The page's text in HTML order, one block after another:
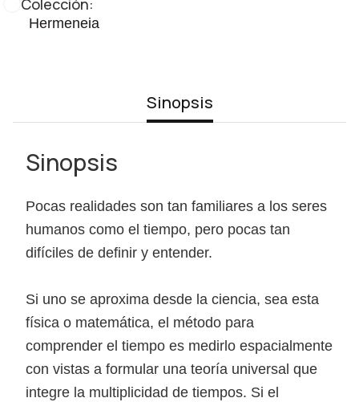
Colección:
Hermeneia
Sinopsis
Sinopsis
Pocas realidades son tan familiares a los seres
humanos como el tiempo, pero pocas tan
difíciles de definir y entender.
Si uno se aproxima desde la ciencia, sea esta
física o matemática, el método para
comprender el tiempo es medirlo espacialmente
con vistas a formular una teoría universal que
integre la multiplicidad de tiempos. Si el